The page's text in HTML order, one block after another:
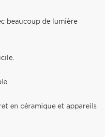
beaucoup de lumière
en céramique et appareils